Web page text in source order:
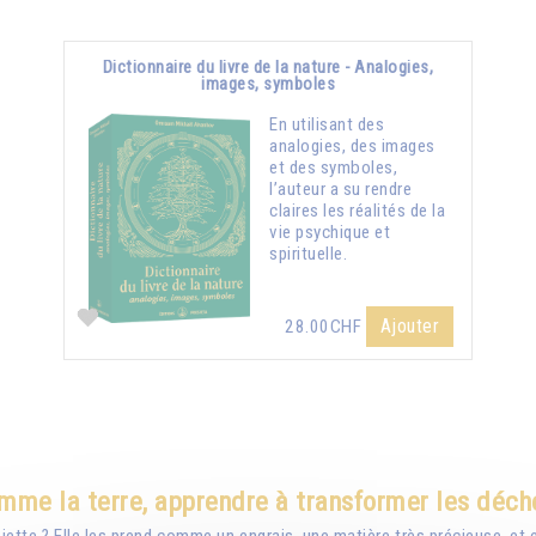
Dictionnaire du livre de la nature - Analogies,
images, symboles
En utilisant des
analogies, des images
et des symboles,
l’auteur a su rendre
claires les réalités de la
vie psychique et
spirituelle.
28.00CHF Ajouter
la terre, apprendre à transformer les